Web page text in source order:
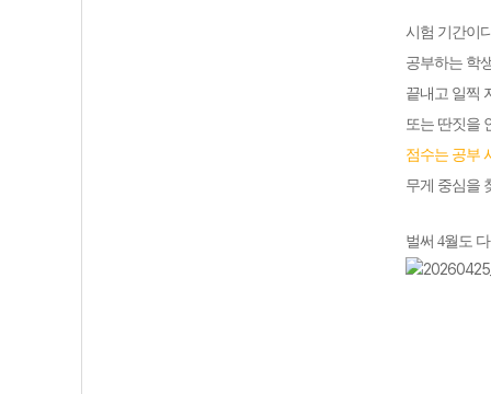
시험 기간이
공부하는 학
끝내고 일찍
또는 딴짓을
점수는 공부
무게 중심을
벌써 4월도